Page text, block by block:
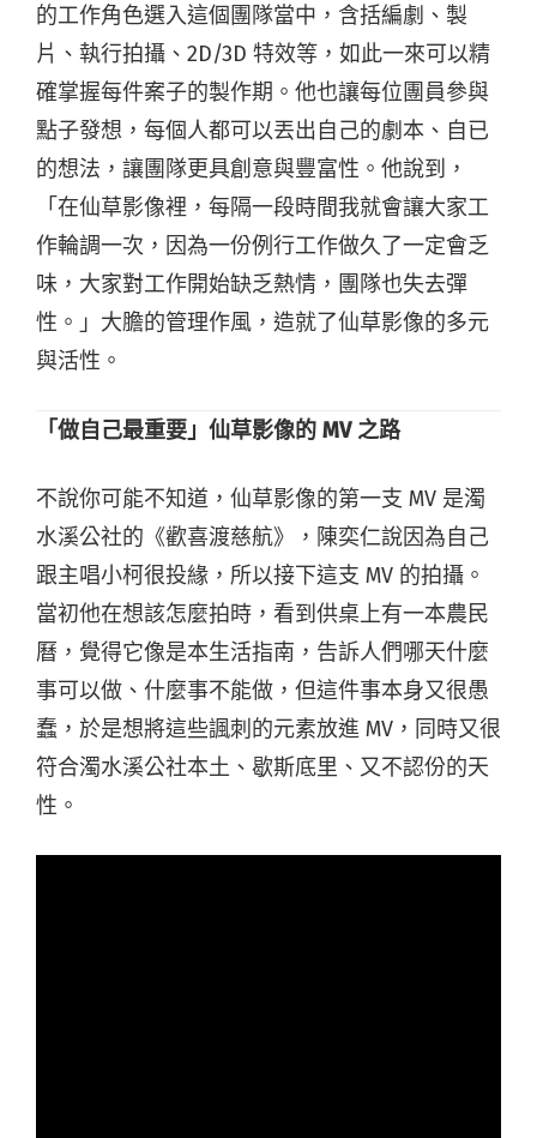
的工作角色選入這個團隊當中，含括編劇、製
片、執行拍攝、2D/3D 特效等，如此一來可以精
確掌握每件案子的製作期。他也讓每位團員參與
點子發想，每個人都可以丟出自己的劇本、自已
的想法，讓團隊更具創意與豐富性。他說到，
「在仙草影像裡，每隔一段時間我就會讓大家工
作輪調一次，因為一份例行工作做久了一定會乏
味，大家對工作開始缺乏熱情，團隊也失去彈
性。」大膽的管理作風，造就了仙草影像的多元
與活性。
「做自己最重要」仙草影像的 MV 之路
不說你可能不知道，仙草影像的第一支 MV 是濁
水溪公社的《歡喜渡慈航》，陳奕仁說因為自己
跟主唱小柯很投緣，所以接下這支 MV 的拍攝。
當初他在想該怎麼拍時，看到供桌上有一本農民
曆，覺得它像是本生活指南，告訴人們哪天什麼
事可以做、什麼事不能做，但這件事本身又很愚
蠢，於是想將這些諷刺的元素放進 MV，同時又很
符合濁水溪公社本土、歇斯底里、又不認份的天
性。